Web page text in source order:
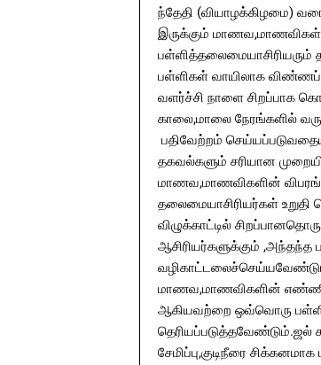
ந்தேதி (வியாழக்கிழமை)
இருக்கும் மாணவ,மாணவிகள்
பள்ளிகள் வாயிலாக
வளர்ச்சி நாளை சிறப்பாக
காலை,மாலை நேரங்களில்
பதிவேற்றம்
தகவல்களும் சரியான
மாணவ,மாணவிகளின்
தலைமையாசிரியர்கள் உறுதி
விழுக்காட்டில்
ஆசிரியர்களுக்கும் ,அந்தந்த
மாணவ,மாணவிகளின்
ஆகியவற்றை ஒவ்வொரு
தெரியப்படுத்தவேண்டும்.ஜல்
சேமிப்பு,குடிநீரை